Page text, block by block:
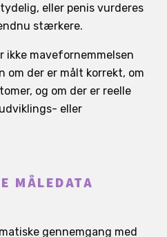
eller penis vurderes
stærkere.
ikke mavefornemmelsen
der er målt korrekt, om
og om der er reelle
eller
MÅLEDATA
gennemgang med